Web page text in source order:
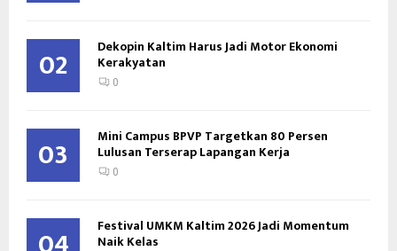
02 Dekopin Kaltim Harus Jadi Motor Ekonomi
Kerakyatan
0
03 Mini Campus BPVP Targetkan 80 Persen
Lulusan Terserap Lapangan Kerja
0
Festival UMKM Kaltim 2026 Jadi Momentum
Naik Kelas